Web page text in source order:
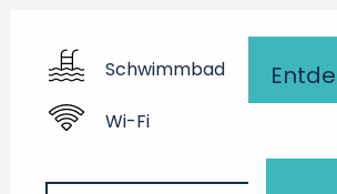
Schwimmbad
Wi-Fi